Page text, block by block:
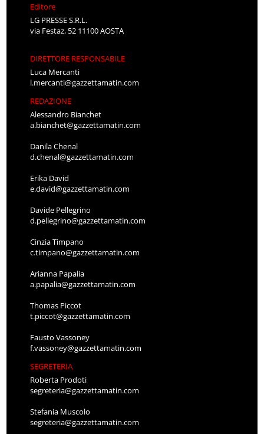
Editore
LG PRESSE S.R.L.
via Festaz, 52 11100 AOSTA
DIRETTORE RESPONSABILE
Luca Mercanti
l.mercanti@gazzettamatin.com
REDAZIONE
Alessandro Bianchet
a.bianchet@gazzettamatin.com
Danila Chenal
d.chenal@gazzettamatin.com
Erika David
e.david@gazzettamatin.com
Davide Pellegrino
d.pellegrino@gazzettamatin.com
Cinzia Timpano
c.timpano@gazzettamatin.com
Arianna Papalia
a.papalia@gazzettamatin.com
Thomas Piccot
t.piccot@gazzettamatin.com
Fausto Vassoney
f.vassoney@gazzettamatin.com
SEGRETERIA
Roberta Prodoti
segreteria@gazzettamatin.com
Stefania Muscolo
segreteria@gazzettamatin.com